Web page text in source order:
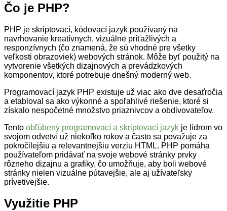
Čo je PHP?
PHP je skriptovací, kódovací jazyk používaný na
navrhovanie kreatívnych, vizuálne príťažlivých a
responzívnych (čo znamená, že sú vhodné pre všetky
veľkosti obrazoviek) webových stránok. Môže byť použitý na
vytvorenie všetkých dizajnových a prevádzkových
komponentov, ktoré potrebuje dnešný moderný web.
Programovací jazyk PHP existuje už viac ako dve desaťročia
a etabloval sa ako výkonné a spoľahlivé riešenie, ktoré si
získalo nespočetné množstvo priaznivcov a obdivovateľov.
Tento obľúbený programovací a skriptovací jazyk je lídrom vo
svojom odvetví už niekoľko rokov a často sa považuje za
pokročilejšiu a relevantnejšiu verziu HTML. PHP pomáha
používateľom pridávať na svoje webové stránky prvky
rôzneho dizajnu a grafiky, čo umožňuje, aby boli webové
stránky nielen vizuálne pútavejšie, ale aj užívateľsky
prívetivejšie.
Využitie PHP